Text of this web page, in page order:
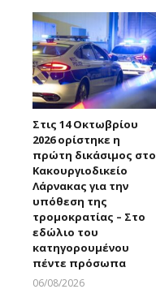
Στις 14 Οκτωβρίου
2026 ορίστηκε η
πρώτη δικάσιμος στο
Κακουργιοδικείο
Λάρνακας για την
υπόθεση της
τρομοκρατίας – Στο
εδώλιο του
κατηγορουμένου
πέντε πρόσωπα
06/08/2026